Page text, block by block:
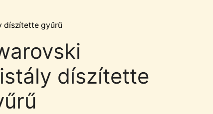
díszítette gyűrű
díszítette